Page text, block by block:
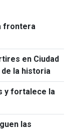
frontera
en Ciudad
la historia
y fortalece la
las